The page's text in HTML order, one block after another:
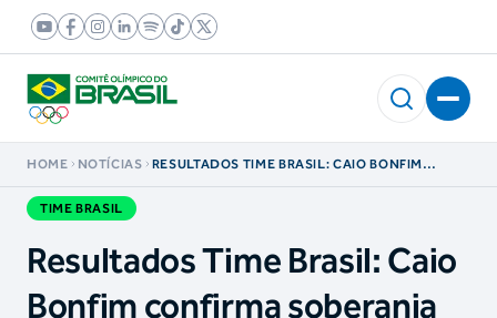
HOME NOTÍCIAS
RESULTADOS TIME BRASIL: CAIO BONFIM
TIME BRASIL
Resultados Time Brasil: Caio
Bonfim confirma soberania